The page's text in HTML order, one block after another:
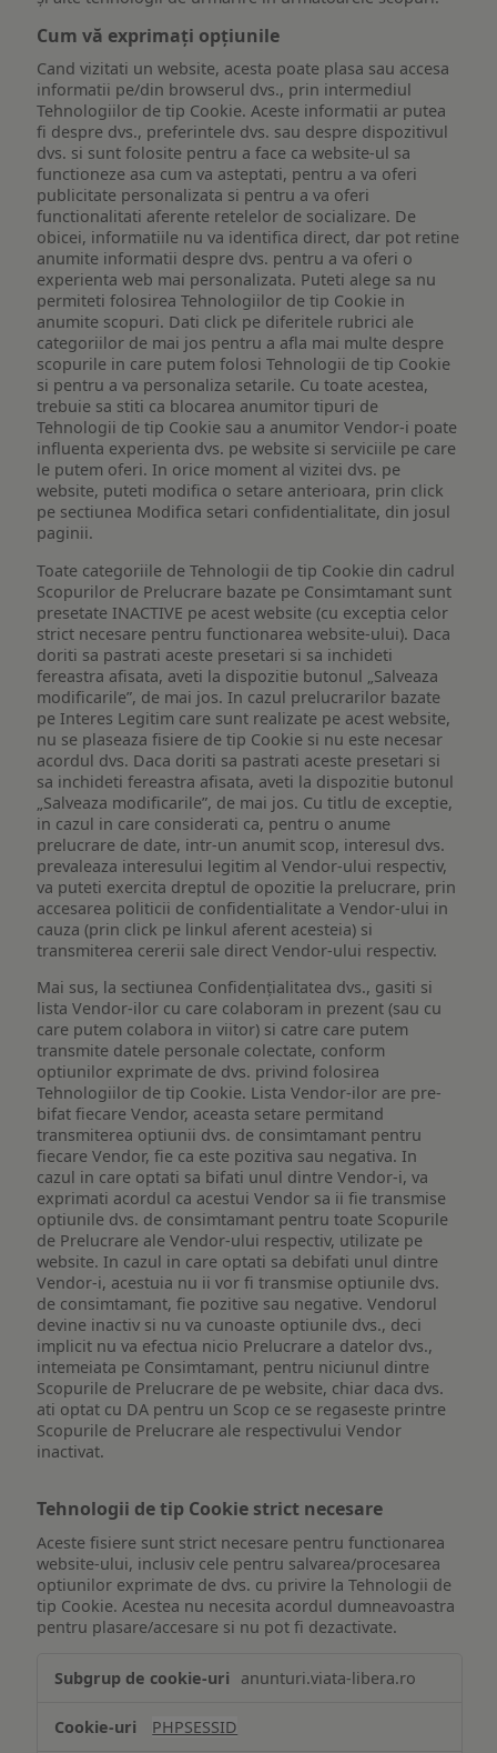
Cum vă exprimați opțiunile
Cand vizitati un website, acesta poate plasa sau accesa
informatii pe/din browserul dvs., prin intermediul
Tehnologiilor de tip Cookie. Aceste informatii ar putea
fi despre dvs., preferintele dvs. sau despre dispozitivul
dvs. si sunt folosite pentru a face ca website-ul sa
functioneze asa cum va asteptati, pentru a va oferi
publicitate personalizata si pentru a va oferi
functionalitati aferente retelelor de socializare. De
obicei, informatiile nu va identifica direct, dar pot retine
anumite informatii despre dvs. pentru a va oferi o
experienta web mai personalizata. Puteti alege sa nu
permiteti folosirea Tehnologiilor de tip Cookie in
anumite scopuri. Dati click pe diferitele rubrici ale
categoriilor de mai jos pentru a afla mai multe despre
scopurile in care putem folosi Tehnologii de tip Cookie
si pentru a va personaliza setarile. Cu toate acestea,
trebuie sa stiti ca blocarea anumitor tipuri de
Tehnologii de tip Cookie sau a anumitor Vendor-i poate
influenta experienta dvs. pe website si serviciile pe care
le putem oferi. In orice moment al vizitei dvs. pe
website, puteti modifica o setare anterioara, prin click
pe sectiunea Modifica setari confidentialitate, din josul
paginii.
Toate categoriile de Tehnologii de tip Cookie din cadrul
Scopurilor de Prelucrare bazate pe Consimtamant sunt
presetate INACTIVE pe acest website (cu exceptia celor
strict necesare pentru functionarea website-ului). Daca
doriti sa pastrati aceste presetari si sa inchideti
fereastra afisata, aveti la dispozitie butonul „Salveaza
modificarile”, de mai jos. In cazul prelucrarilor bazate
pe Interes Legitim care sunt realizate pe acest website,
nu se plaseaza fisiere de tip Cookie si nu este necesar
acordul dvs. Daca doriti sa pastrati aceste presetari si
sa inchideti fereastra afisata, aveti la dispozitie butonul
„Salveaza modificarile”, de mai jos. Cu titlu de exceptie,
in cazul in care considerati ca, pentru o anume
prelucrare de date, intr-un anumit scop, interesul dvs.
prevaleaza interesului legitim al Vendor-ului respectiv,
va puteti exercita dreptul de opozitie la prelucrare, prin
accesarea politicii de confidentialitate a Vendor-ului in
cauza (prin click pe linkul aferent acesteia) si
transmiterea cererii sale direct Vendor-ului respectiv.
Mai sus, la sectiunea Confidențialitatea dvs., gasiti si
lista Vendor-ilor cu care colaboram in prezent (sau cu
care putem colabora in viitor) si catre care putem
transmite datele personale colectate, conform
optiunilor exprimate de dvs. privind folosirea
Tehnologiilor de tip Cookie. Lista Vendor-ilor are pre-
bifat fiecare Vendor, aceasta setare permitand
transmiterea optiunii dvs. de consimtamant pentru
fiecare Vendor, fie ca este pozitiva sau negativa. In
cazul in care optati sa bifati unul dintre Vendor-i, va
exprimati acordul ca acestui Vendor sa ii fie transmise
optiunile dvs. de consimtamant pentru toate Scopurile
de Prelucrare ale Vendor-ului respectiv, utilizate pe
website. In cazul in care optati sa debifati unul dintre
Vendor-i, acestuia nu ii vor fi transmise optiunile dvs.
de consimtamant, fie pozitive sau negative. Vendorul
devine inactiv si nu va cunoaste optiunile dvs., deci
implicit nu va efectua nicio Prelucrare a datelor dvs.,
intemeiata pe Consimtamant, pentru niciunul dintre
Scopurile de Prelucrare de pe website, chiar daca dvs.
ati optat cu DA pentru un Scop ce se regaseste printre
Scopurile de Prelucrare ale respectivului Vendor
inactivat.
Tehnologii de tip Cookie strict necesare
Aceste fisiere sunt strict necesare pentru functionarea
website-ului, inclusiv cele pentru salvarea/procesarea
optiunilor exprimate de dvs. cu privire la Tehnologii de
tip Cookie. Acestea nu necesita acordul dumneavoastra
pentru plasare/accesare si nu pot fi dezactivate.
de
Cookie
anunturi.viata-libera.ro
PHPSESSID